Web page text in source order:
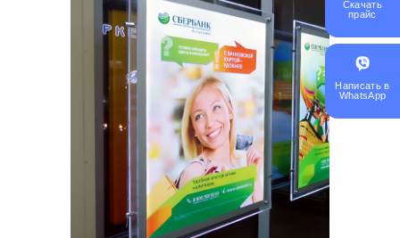
Скачать
прайс
Написать в
WhatsApp